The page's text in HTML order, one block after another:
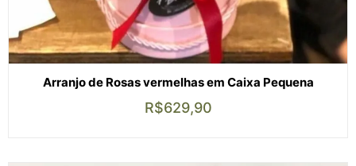
Arranjo de Rosas vermelhas em Caixa Pequena
R$629,90